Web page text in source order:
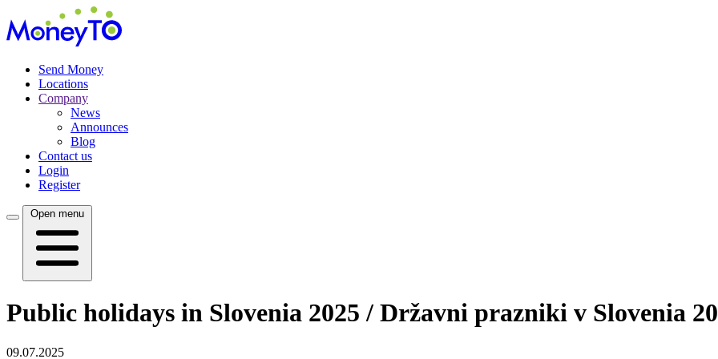
Send Money
Locations
Company
News
Announces
Blog
Contact us
Login
Register
Open menu
Public holidays in Slovenia 2025 / Državni prazniki v Slovenia
09.07.2025